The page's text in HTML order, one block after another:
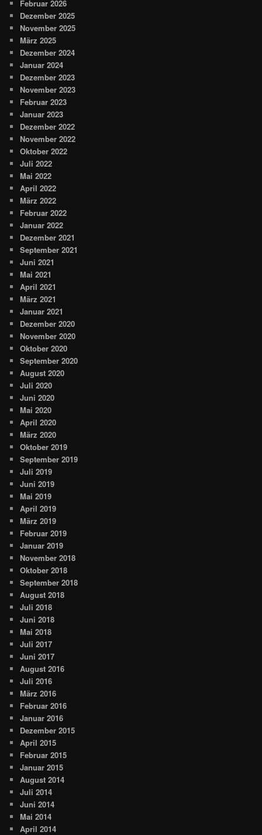
Februar 2026
Dezember 2025
November 2025
März 2025
Dezember 2024
Januar 2024
Dezember 2023
November 2023
Februar 2023
Januar 2023
Dezember 2022
November 2022
Oktober 2022
Juli 2022
Mai 2022
April 2022
März 2022
Februar 2022
Januar 2022
Dezember 2021
September 2021
Juni 2021
Mai 2021
April 2021
März 2021
Januar 2021
Dezember 2020
November 2020
Oktober 2020
September 2020
August 2020
Juli 2020
Juni 2020
Mai 2020
April 2020
März 2020
Oktober 2019
September 2019
Juli 2019
Juni 2019
Mai 2019
April 2019
März 2019
Februar 2019
Januar 2019
November 2018
Oktober 2018
September 2018
August 2018
Juli 2018
Juni 2018
Mai 2018
Juli 2017
Juni 2017
August 2016
Juli 2016
März 2016
Februar 2016
Januar 2016
Dezember 2015
April 2015
Februar 2015
Januar 2015
August 2014
Juli 2014
Juni 2014
Mai 2014
April 2014